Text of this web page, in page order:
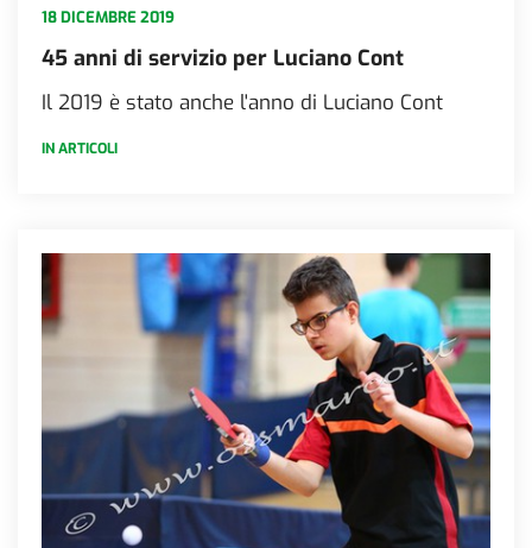
18 DICEMBRE 2019
45 anni di servizio per Luciano Cont
Il 2019 è stato anche l'anno di Luciano Cont
IN ARTICOLI